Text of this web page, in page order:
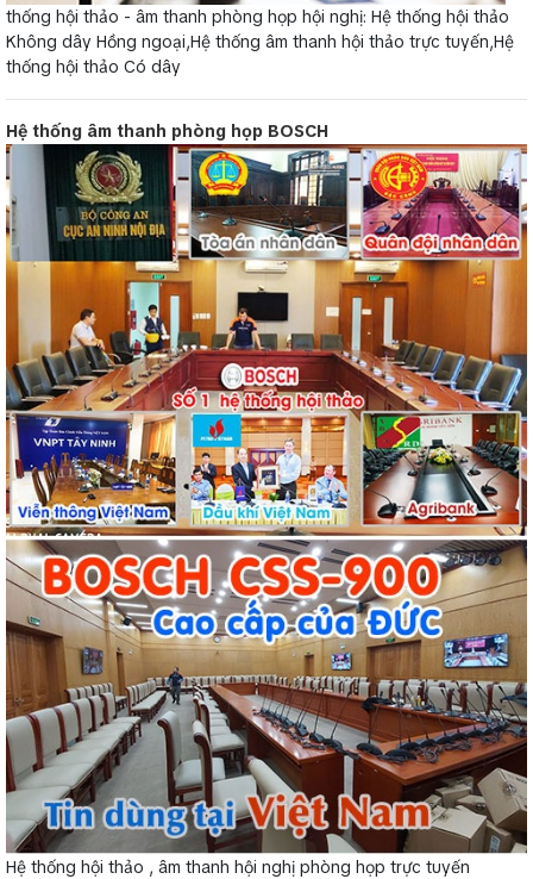
thống hội thảo - âm thanh phòng họp hội nghị: Hệ thống hội thảo
Không dây Hồng ngoại,Hệ thống âm thanh hội thảo trực tuyến,Hệ
thống hội thảo Có dây
Hệ thống âm thanh phòng họp BOSCH
Hệ thống hội thảo , âm thanh hội nghị phòng họp trực tuyến